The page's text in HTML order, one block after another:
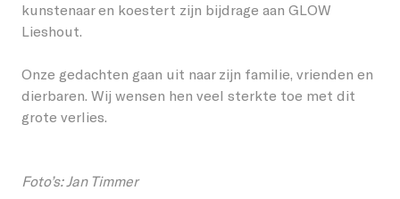
kunstenaar en koestert zijn bijdrage aan GLOW
Lieshout.
Onze gedachten gaan uit naar zijn familie, vrienden en
dierbaren. Wij wensen hen veel sterkte toe met dit
grote verlies.
Foto’s: Jan Timmer